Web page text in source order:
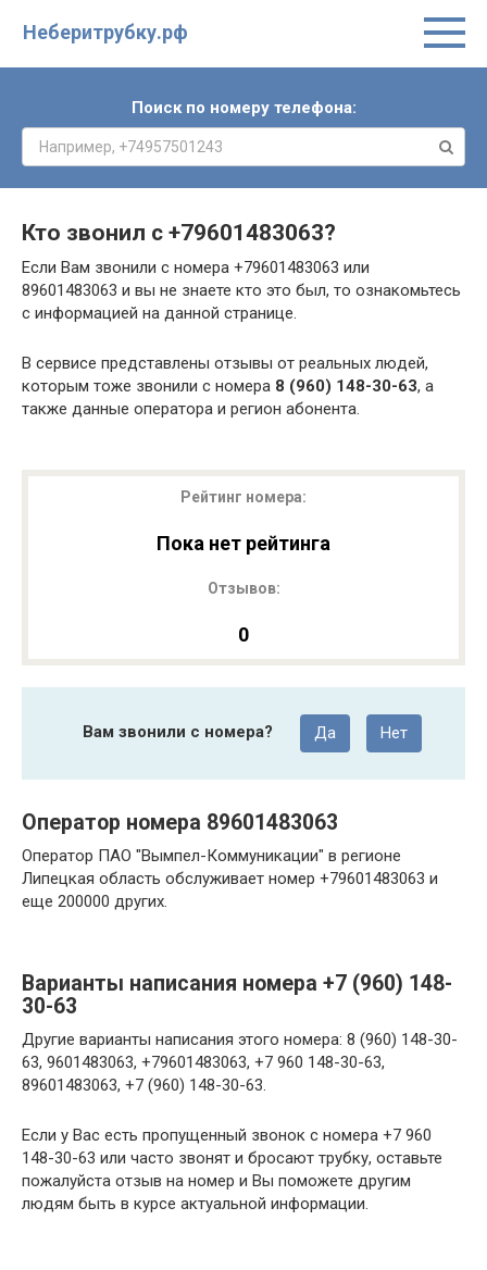
Неберитрубку.рф
Поиск по номеру телефона:
Кто звонил с +79601483063?
Если Вам звонили с номера +79601483063 или
89601483063 и вы не знаете кто это был, то ознакомьтесь
с информацией на данной странице.
В сервисе представлены отзывы от реальных людей,
которым тоже звонили с номера 8 (960) 148-30-63, а
также данные оператора и регион абонента.
Рейтинг номера:
Пока нет рейтинга
Отзывов:
0
Вам звонили с номера? Да Нет
Оператор номера 89601483063
Оператор ПАО "Вымпел-Коммуникации" в регионе
Липецкая область обслуживает номер +79601483063 и
еще 200000 других.
Варианты написания номера +7 (960) 148-
30-63
Другие варианты написания этого номера: 8 (960) 148-30-
63, 9601483063, +79601483063, +7 960 148-30-63,
89601483063, +7 (960) 148-30-63.
Если у Вас есть пропущенный звонок с номера +7 960
148-30-63 или часто звонят и бросают трубку, оставьте
пожалуйста отзыв на номер и Вы поможете другим
людям быть в курсе актуальной информации.